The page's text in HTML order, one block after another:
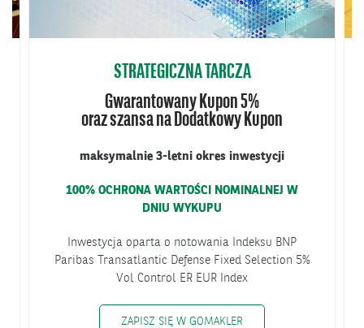
STRATEGICZNA TARCZA
Gwarantowany Kupon 5%
oraz szansa na Dodatkowy Kupon
maksymalnie 3-letni okres inwestycji
100% OCHRONA WARTOŚCI NOMINALNEJ W
DNIU WYKUPU
Inwestycja oparta o notowania Indeksu BNP
Paribas Transatlantic Defense Fixed Selection 5%
Vol Control ER EUR Index
ZAPISZ SIĘ W GOMAKLER